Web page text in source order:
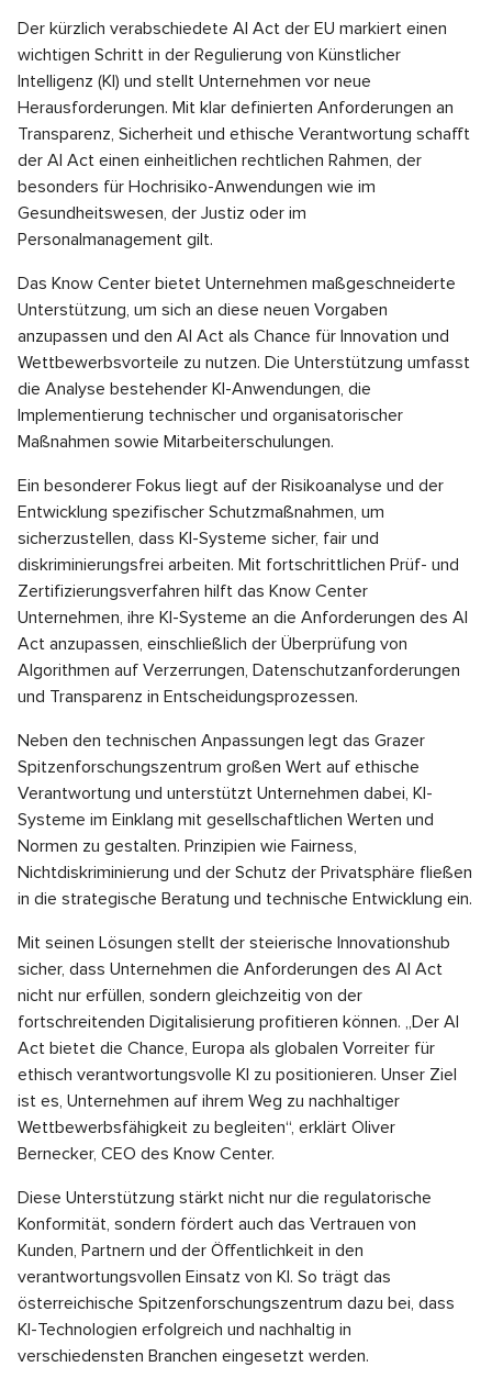
Der kürzlich verabschiedete AI Act der EU markiert einen
wichtigen Schritt in der Regulierung von Künstlicher
Intelligenz (KI) und stellt Unternehmen vor neue
Herausforderungen. Mit klar definierten Anforderungen an
Transparenz, Sicherheit und ethische Verantwortung schafft
der AI Act einen einheitlichen rechtlichen Rahmen, der
besonders für Hochrisiko-Anwendungen wie im
Gesundheitswesen, der Justiz oder im
Personalmanagement gilt.
Das Know Center bietet Unternehmen maßgeschneiderte
Unterstützung, um sich an diese neuen Vorgaben
anzupassen und den AI Act als Chance für Innovation und
Wettbewerbsvorteile zu nutzen. Die Unterstützung umfasst
die Analyse bestehender KI-Anwendungen, die
Implementierung technischer und organisatorischer
Maßnahmen sowie Mitarbeiterschulungen.
Ein besonderer Fokus liegt auf der Risikoanalyse und der
Entwicklung spezifischer Schutzmaßnahmen, um
sicherzustellen, dass KI-Systeme sicher, fair und
diskriminierungsfrei arbeiten. Mit fortschrittlichen Prüf- und
Zertifizierungsverfahren hilft das Know Center
Unternehmen, ihre KI-Systeme an die Anforderungen des AI
Act anzupassen, einschließlich der Überprüfung von
Algorithmen auf Verzerrungen, Datenschutzanforderungen
und Transparenz in Entscheidungsprozessen.
Neben den technischen Anpassungen legt das Grazer
Spitzenforschungszentrum großen Wert auf ethische
Verantwortung und unterstützt Unternehmen dabei, KI-
Systeme im Einklang mit gesellschaftlichen Werten und
Normen zu gestalten. Prinzipien wie Fairness,
Nichtdiskriminierung und der Schutz der Privatsphäre fließen
in die strategische Beratung und technische Entwicklung ein.
Mit seinen Lösungen stellt der steierische Innovationshub
sicher, dass Unternehmen die Anforderungen des AI Act
nicht nur erfüllen, sondern gleichzeitig von der
fortschreitenden Digitalisierung profitieren können. „Der AI
Act bietet die Chance, Europa als globalen Vorreiter für
ethisch verantwortungsvolle KI zu positionieren. Unser Ziel
ist es, Unternehmen auf ihrem Weg zu nachhaltiger
Wettbewerbsfähigkeit zu begleiten“, erklärt Oliver
Bernecker, CEO des Know Center.
Diese Unterstützung stärkt nicht nur die regulatorische
Konformität, sondern fördert auch das Vertrauen von
Kunden, Partnern und der Öffentlichkeit in den
verantwortungsvollen Einsatz von KI. So trägt das
österreichische Spitzenforschungszentrum dazu bei, dass
KI-Technologien erfolgreich und nachhaltig in
verschiedensten Branchen eingesetzt werden.